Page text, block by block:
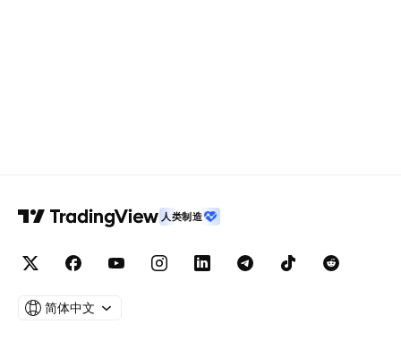
人类制造
简体中文